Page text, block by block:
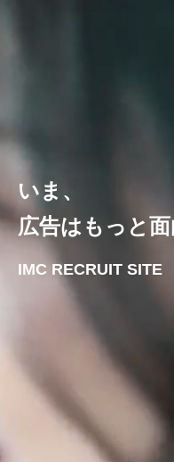
いま、
広告はもっと面
IMC RECRUIT SITE